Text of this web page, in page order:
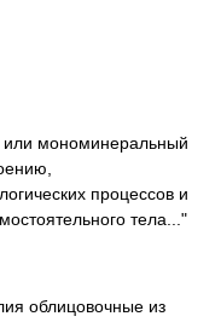
мономинеральный
процессов и
тела..."
облицовочные из